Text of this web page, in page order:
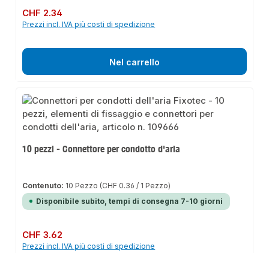
Prezzo normale:
CHF 2.34
Prezzi incl. IVA più costi di spedizione
Nel carrello
10 pezzi - Connettore per condotto d'aria
Contenuto: 10 Pezzo (CHF 0.36 / 1 Pezzo)
Disponibile subito, tempi di consegna 7-10 giorni
Prezzo normale:
CHF 3.62
Prezzi incl. IVA più costi di spedizione